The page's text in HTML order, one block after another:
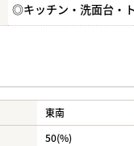
◎キッチン・洗面台・
東南
50(%)